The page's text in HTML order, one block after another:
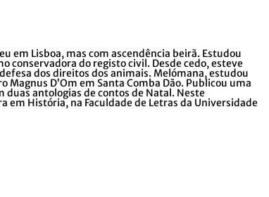
em Lisboa, mas com ascendência beirã. Estudou
conservadora do registo civil. Desde cedo, esteve
dos direitos dos animais. Melómana, estudou
Magnus D’Om em Santa Comba Dão. Publicou uma
antologias de contos de Natal. Neste
em História, na Faculdade de Letras da Universidade